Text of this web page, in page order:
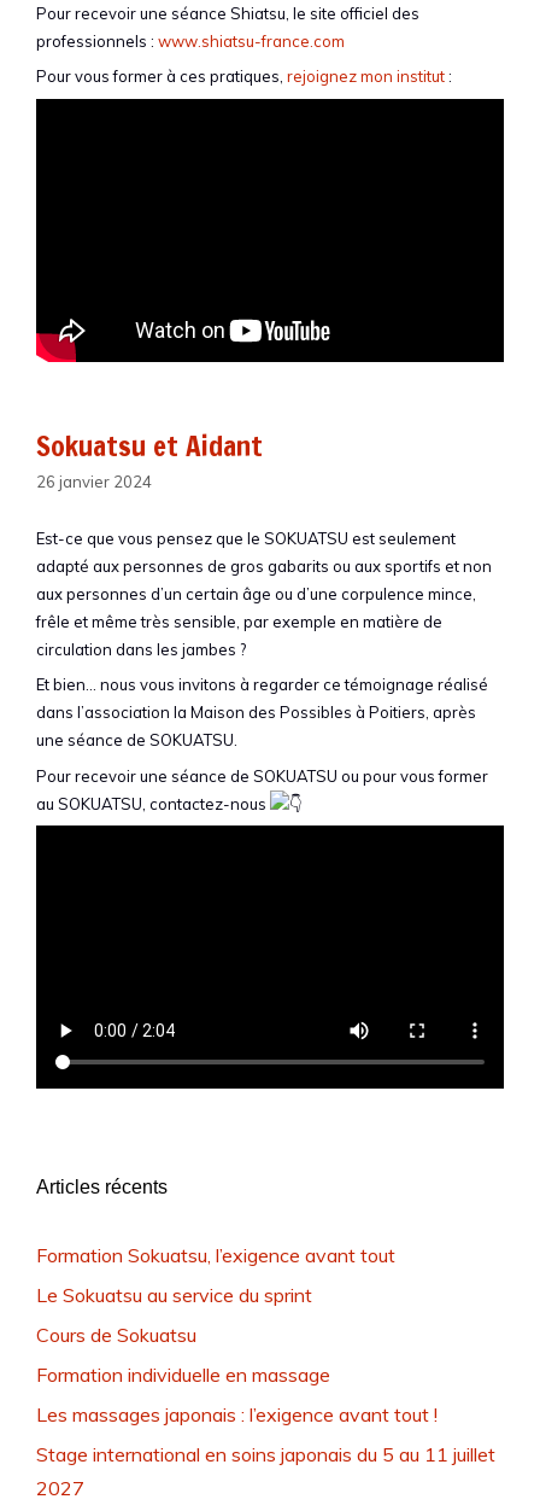
Pour recevoir une séance Shiatsu, le site officiel des
professionnels : www.shiatsu-france.com
Pour vous former à ces pratiques, rejoignez mon institut:
Sokuatsu et Aidant
26 janvier 2024
Est-ce que vous pensez que le SOKUATSU est seulement
adapté aux personnes de gros gabarits ou aux sportifs et non
aux personnes d’un certain âge ou d’une corpulence mince,
frêle et même très sensible, par exemple en matière de
circulation dans les jambes ?
Et bien… nous vous invitons à regarder ce témoignage réalisé
dans l’association la Maison des Possibles à Poitiers, après
une séance de SOKUATSU.
Pour recevoir une séance de SOKUATSU ou pour vous former
au SOKUATSU, contactez-nous
Articles récents
Formation Sokuatsu, l’exigence avant tout
Le Sokuatsu au service du sprint
Cours de Sokuatsu
Formation individuelle en massage
Les massages japonais : l’exigence avant tout !
Stage international en soins japonais du 5 au 11 juillet
2027